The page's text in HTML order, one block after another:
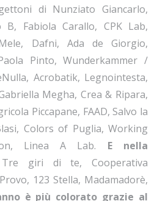
di Nunziato Giancarlo,
Fabiola Carallo, CPK Lab,
Dafni, Ada de Giorgio,
Pinto, Wunderkammer /
Acrobatik, Legnointesta,
Megha, Crea & Ripara,
Piccapane, FAAD, Salvo la
Colors of Puglia, Working
Linea A Lab. E nella
giri di te, Cooperativa
123 Stella, Madamadorè,
è più colorato grazie al